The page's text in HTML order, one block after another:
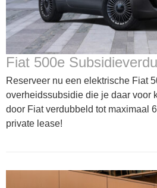
Fiat 500e
Reserveer nu een elektrische Fiat
overheidssubsidie die je daar voor
door Fiat verdubbeld tot maximaal
private lease!